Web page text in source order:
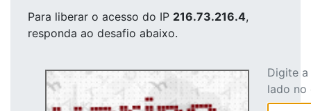
Para liberar o acesso do IP 216.73.216.4,
responda ao desafio abaixo.
Digite
lado no